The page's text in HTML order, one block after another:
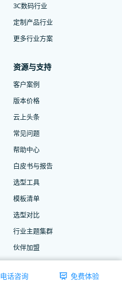
电话咨询 免费体验
3C数码行业
定制产品行业
更多行业方案
资源与支持
客户案例
版本价格
云上头条
常见问题
帮助中心
白皮书与报告
选型工具
模板清单
选型对比
行业主题集群
伙伴加盟